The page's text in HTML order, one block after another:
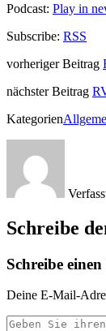
Podcast: Play in
Subscribe: RSS
vorheriger Beitrag
nächster Beitrag
Kategorien
Schreibe
Schreibe
Deine E-Mail-
Ihr